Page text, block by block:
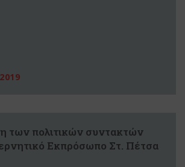
των πολιτικών συντακτών
Εκπρόσωπο Στ. Πέτσα